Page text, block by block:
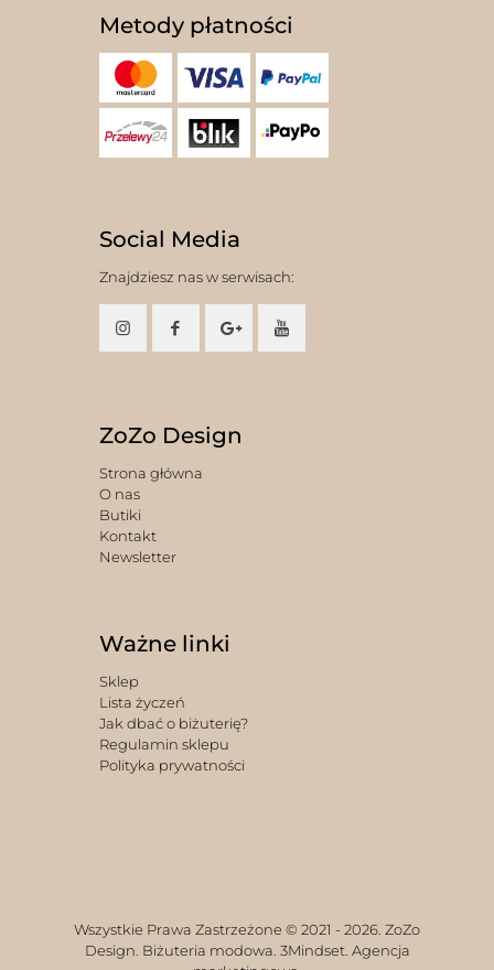
Metody płatności
Social Media
Znajdziesz nas w serwisach:
ZoZo Design
Strona główna
O nas
Butiki
Kontakt
Newsletter
Ważne linki
Sklep
Lista życzeń
Jak dbać o biżuterię?
Regulamin sklepu
Polityka prywatności
Wszystkie Prawa Zastrzeżone © 2021 - 2026. ZoZo
Design. Biżuteria modowa. 3Mindset. Agencja